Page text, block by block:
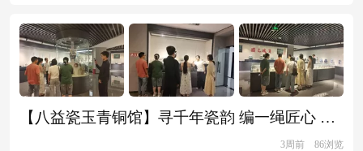
【八益瓷玉青铜馆】寻千年瓷韵 编一绳匠心 与八益相约一场匠心之旅
3周前 86浏览